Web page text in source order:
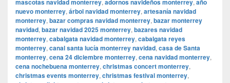
mascotas navidad monterrey adornos navideños monterrey año
nuevo monterrey, árbol navidad monterrey, artesanía navidad
monterrey, bazar compras navidad monterrey, bazar monterrey
navidad, bazar navidad 2025 monterrey, bazares navidad
monterrey, cabalgata navidad monterrey, cabalgata reyes
monterrey, canal santa lucía monterrey navidad, casa de Santa
monterrey, cena 24 diciembre monterrey, cena navidad monterrey,
cena nochebuena monterrey, christmas concert monterrey,
christmas events monterrey, christmas festival monterrey,